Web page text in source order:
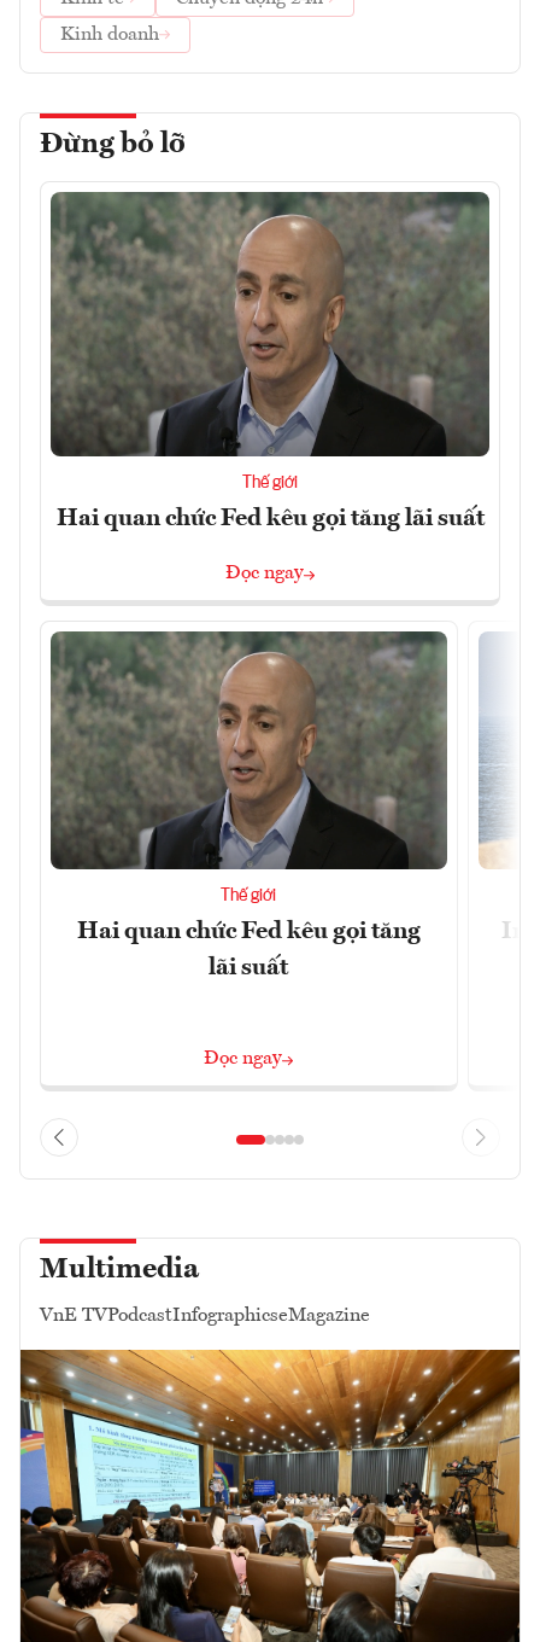
Kinh doanh
Đừng bỏ lỡ
Thế giới
Hai quan chức Fed kêu gọi tăng lãi suất
Đọc ngay
Thế giới
Hai quan chức Fed kêu gọi tăng
lãi suất
Đọc ngay
Multimedia
VnE TVPodcastInfographicseMagazine